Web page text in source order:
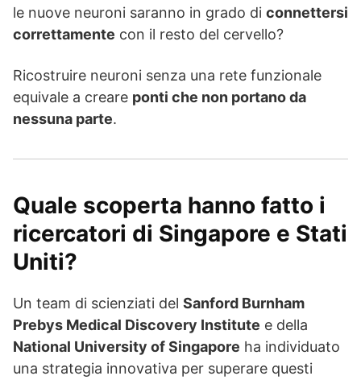
le nuove neuroni saranno in grado di connettersi
correttamente con il resto del cervello?
Ricostruire neuroni senza una rete funzionale
equivale a creare ponti che non portano da
nessuna parte.
Quale scoperta hanno fatto i
ricercatori di Singapore e Stati
Uniti?
Un team di scienziati del Sanford Burnham
Prebys Medical Discovery Institute e della
National University of Singapore ha individuato
una strategia innovativa per superare questi